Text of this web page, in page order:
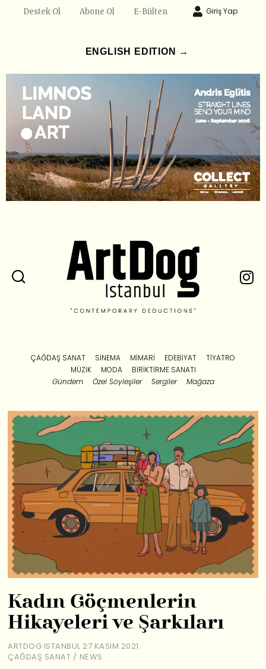
Destek Ol Abone Ol E-Bülten Giriş Yap
ENGLISH EDITION →
ÇAĞDAŞ SANAT SINEMA MIMARI EDEBIYAT
TIYATRO
MÜZIK
MODA
BIRIKTIRME SANATI
Gündem
Özel Söyleşiler Sergiler Mağaza
Kadın Göçmenlerin
Hikayeleri ve Şarkıları
ARTDOG ISTANBUL 27 KASIM 2021
ÇAĞDAŞ SANAT / NEWS